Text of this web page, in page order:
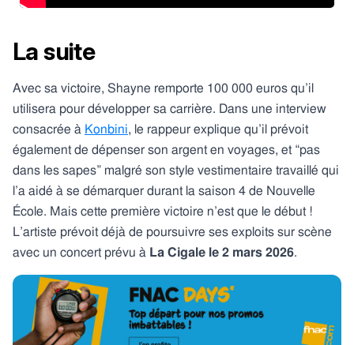
La suite
Avec sa victoire, Shayne remporte 100 000 euros qu’il
utilisera pour développer sa carrière. Dans une interview
consacrée à Konbini, le rappeur explique qu’il prévoit
également de dépenser son argent en voyages, et “pas
dans les sapes” malgré son style vestimentaire travaillé qui
l’a aidé à se démarquer durant la saison 4 de Nouvelle
École. Mais cette première victoire n’est que le début !
L’artiste prévoit déjà de poursuivre ses exploits sur scène
avec un concert prévu à La Cigale le 2 mars 2026.